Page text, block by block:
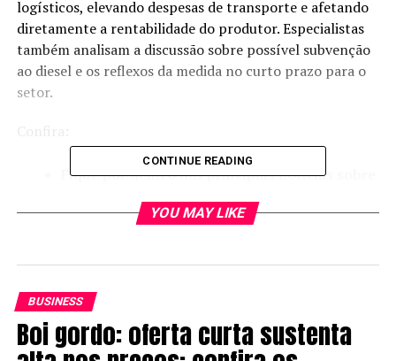
logísticos, elevando despesas de transporte e afetando
diretamente a rentabilidade do produtor. Especialistas
também analisam a discussão sobre possível subvenção
ao diesel e os reflexos da medida no curto prazo para o
setor.
Fique por dentro das principais notícias sobre
WhatsApp!
Expedição Soja Brasil
A expedição Soja Brasil chega a Porto Nacional, no
Tocantins, mostrando de perto a realidade dos
produtores do Matopiba. A região, estratégica para o
CONTINUE READING
YOU MAY LIKE
BUSINESS
Boi gordo: oferta curta sustenta